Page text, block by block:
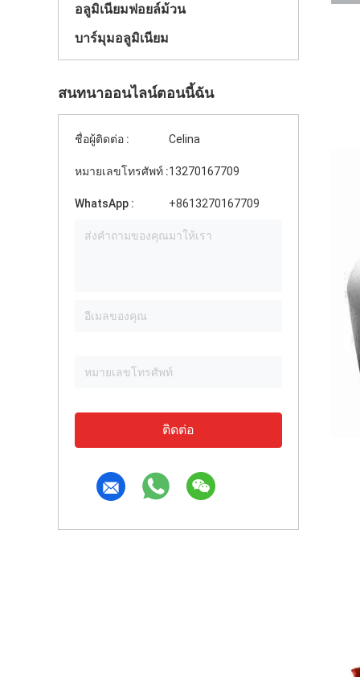
อลูมิเนียมฟอยล์ม้วน
บาร์มุมอลูมิเนียม
สนทนาออนไลน์ตอนนี้ฉัน
ชื่อผู้ติดต่อ : Celina
หมายเลขโทรศัพท์ :13270167709
WhatsApp : +8613270167709
ติดต่อ